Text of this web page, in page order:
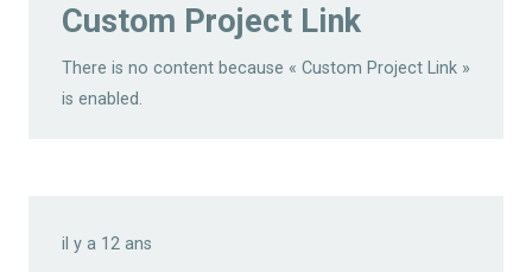
Custom Project Link
There is no content because « Custom Project Link »
is enabled.
il y a 12 ans